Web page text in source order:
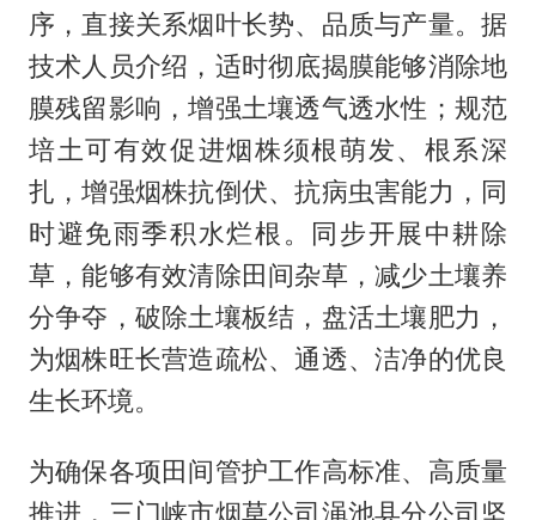
序，直接关系烟叶长势、品质与产量。据
技术人员介绍，适时彻底揭膜能够消除地
膜残留影响，增强土壤透气透水性；规范
培土可有效促进烟株须根萌发、根系深
扎，增强烟株抗倒伏、抗病虫害能力，同
时避免雨季积水烂根。同步开展中耕除
草，能够有效清除田间杂草，减少土壤养
分争夺，破除土壤板结，盘活土壤肥力，
为烟株旺长营造疏松、通透、洁净的优良
生长环境。
为确保各项田间管护工作高标准、高质量
推进，三门峡市烟草公司渑池县分公司坚